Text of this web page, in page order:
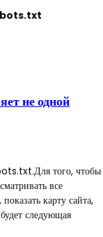
не одной
того, чтобы
все
карту сайта,
следующая